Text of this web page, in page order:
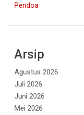
Pendoa
Arsip
Agustus 2026
Juli 2026
Juni 2026
Mei 2026